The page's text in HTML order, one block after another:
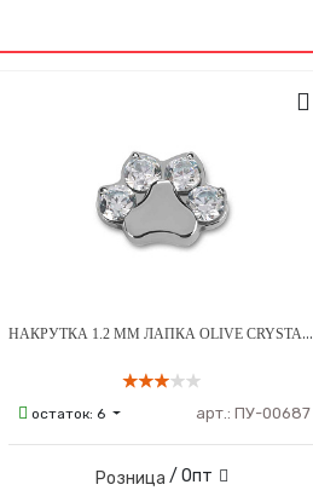
НАКРУТКА 1.2 ММ ЛАПКА OLIVE CRYSTAL ТИТАН
остаток: 6 арт.: ПУ-00687
Розница / Опт